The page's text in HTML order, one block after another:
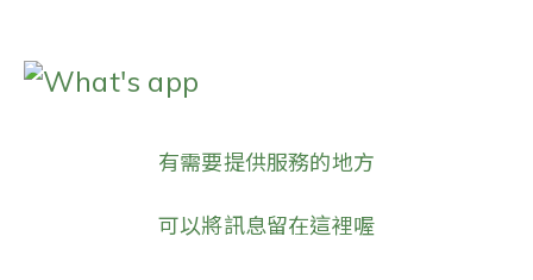
What's app
有需要提供服務的地方
可以將訊息留在這裡喔